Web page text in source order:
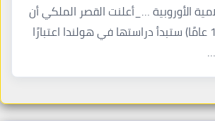
الأوروبية …_أعلنت القصر الملكي أن
الأميرة إليونور (18 عامًا) ستبدأ دراستها في هولندا اعتبارًا